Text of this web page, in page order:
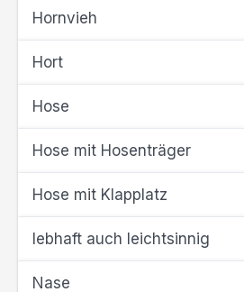
Hornvieh
Hort
Hose
Hose mit Hosenträger
Hose mit Klapplatz
lebhaft auch leichtsinnig
Nase